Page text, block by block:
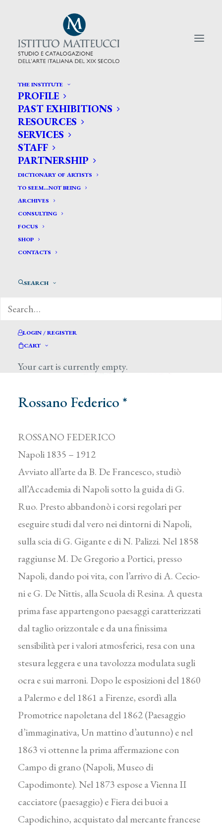
THE INSTITUTE
PROFILE
PAST EXHIBITIONS
RESOURCES
SERVICES
STAFF
PARTNERSHIP
DICTIONARY OF ARTISTS
TO SEEM…NOT BEING
ARCHIVES
CONSULTING
FOCUS
SHOP
CONTACTS
SEARCH
LOGIN / REGISTER
CART
Your cart is currently empty.
CERCA TRA GLI ARTISTI:
Search
for:
Rossano Federico *
ROSSANO FEDERICO
Napoli 1835 – 1912
Avviato all’arte da B. De Francesco, studiò
all’Accademia di Napoli sotto la guida di G.
Ruo. Presto abbandonò i corsi regolari per
eseguire studi dal vero nei dintorni di Napoli,
sulla scia di G. Gigante e di N. Palizzi. Nel 1858
raggiunse M. De Gregorio a Portici, presso
Napoli, dando poi vita, con l’arrivo di A. Cecio-
ni e G. De Nittis, alla Scuola di Resina. A questa
prima fase appartengono paesaggi caratterizzati
dal taglio orizzontale e da una finissima
sensibilità per i valori atmosferici, resa con una
stesura leggera e una tavolozza modulata sugli
ocra e sui marroni. Dopo le esposizioni del 1860
a Palermo e del 1861 a Firenze, esordì alla
Promotrice napoletana del 1862 (Paesaggio
d’immaginativa, Un mattino d’autunno) e nel
1863 vi ottenne la prima affermazione con
Campo di grano (Napoli, Museo di
Capodimonte). Nel 1873 espose a Vienna II
cacciatore (paesaggio) e Fiera dei buoi a
Capodichino, acquistato dal mercante francese